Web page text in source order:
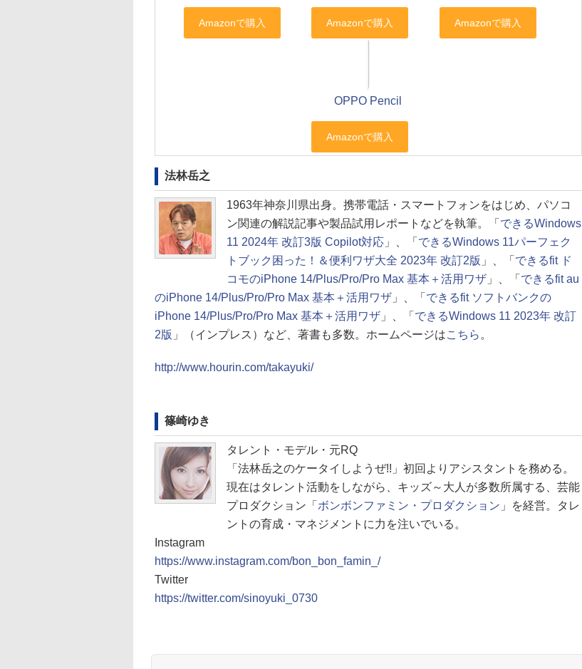
OPPO Pencil
法林岳之
1963年神奈川県出身。携帯電話・スマートフォンをはじめ、パソコ
ン関連の解説記事や製品試用レポートなどを執筆。「 できるWindows
11 2024年 改訂3版 Copilot対応 」、「 できるWindows 11パーフェク
トブック困った！＆便利ワザ大全 2023年 改訂2版 」、「 できるfit ド
コモのiPhone 14/Plus/Pro/Pro Max 基本＋活用ワザ 」、「 できるfit au
のiPhone 14/Plus/Pro/Pro Max 基本＋活用ワザ 」、「 できるfit ソフトバンクの
iPhone 14/Plus/Pro/Pro Max 基本＋活用ワザ 」、「 できるWindows 11 2023年 改訂
2版 」（インプレス）など、著書も多数。ホームページはこちら 。
http://www.hourin.com/takayuki/
篠崎ゆき
タレント・モデル・元RQ
「法林岳之のケータイしようぜ!!」初回よりアシスタントを務める。
現在はタレント活動をしながら、キッズ～大人が多数所属する、芸能
プロダクション「 ボンボンファミン・プロダクション 」を経営。タレ
ントの育成・マネジメントに力を注いでいる。
Instagram
https://www.instagram.com/bon_bon_famin_/
Twitter
https://twitter.com/sinoyuki_0730